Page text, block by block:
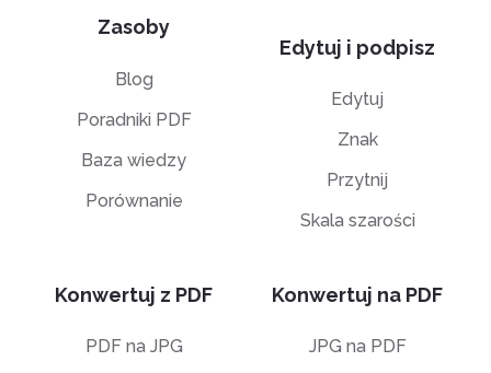
Zasoby
Blog
Poradniki PDF
Baza wiedzy
Porównanie
Edytuj i podpisz
Edytuj
Znak
Przytnij
Skala szarości
Konwertuj z PDF
PDF na JPG
Konwertuj na PDF
JPG na PDF